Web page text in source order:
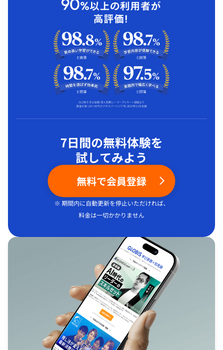
7日間の無料体験を
試してみよう
無料で会員登録
※ 期間内に自動更新を停止いただければ、
料金は一切かかりません